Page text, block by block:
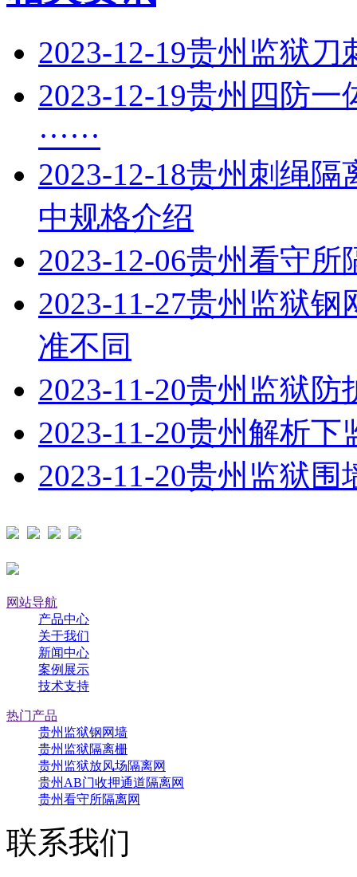
2023-12-19贵州监狱刀
2023-12-19贵州四防一
······
2023-12-18贵州刺绳隔
中规格介绍
2023-12-06贵州看守所
2023-11-27贵州监狱钢
准不同
2023-11-20贵州监狱防
2023-11-20贵州解析下
2023-11-20贵州监狱围
网站导航
产品中心
关于我们
新闻中心
案例展示
技术支持
热门产品
贵州监狱钢网墙
贵州监狱隔离栅
贵州监狱放风场隔离网
贵州AB门收押通道隔离网
贵州看守所隔离网
联系我们